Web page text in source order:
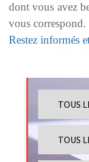
dont vous avez
vous correspond.
Restez informés